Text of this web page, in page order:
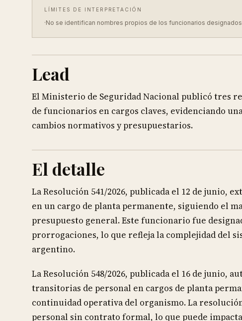
LÍMITES DE INTERPRETACIÓN
·No se identifican nombres propios de los funcionarios
Lead
El Ministerio de Seguridad Nacional publicó tres
de funcionarios en cargos claves, evidenciando
cambios normativos y presupuestarios.
El detalle
La Resolución 541/2026, publicada el 12 de
en un cargo de planta permanente, siguiendo el
presupuesto general. Este funcionario fue
prorrogaciones, lo que refleja la complejidad del
argentino.
La Resolución 548/2026, publicada el 16 de junio,
transitorias de personal en cargos de planta
continuidad operativa del organismo. La
personal sin contrato formal, lo que puede